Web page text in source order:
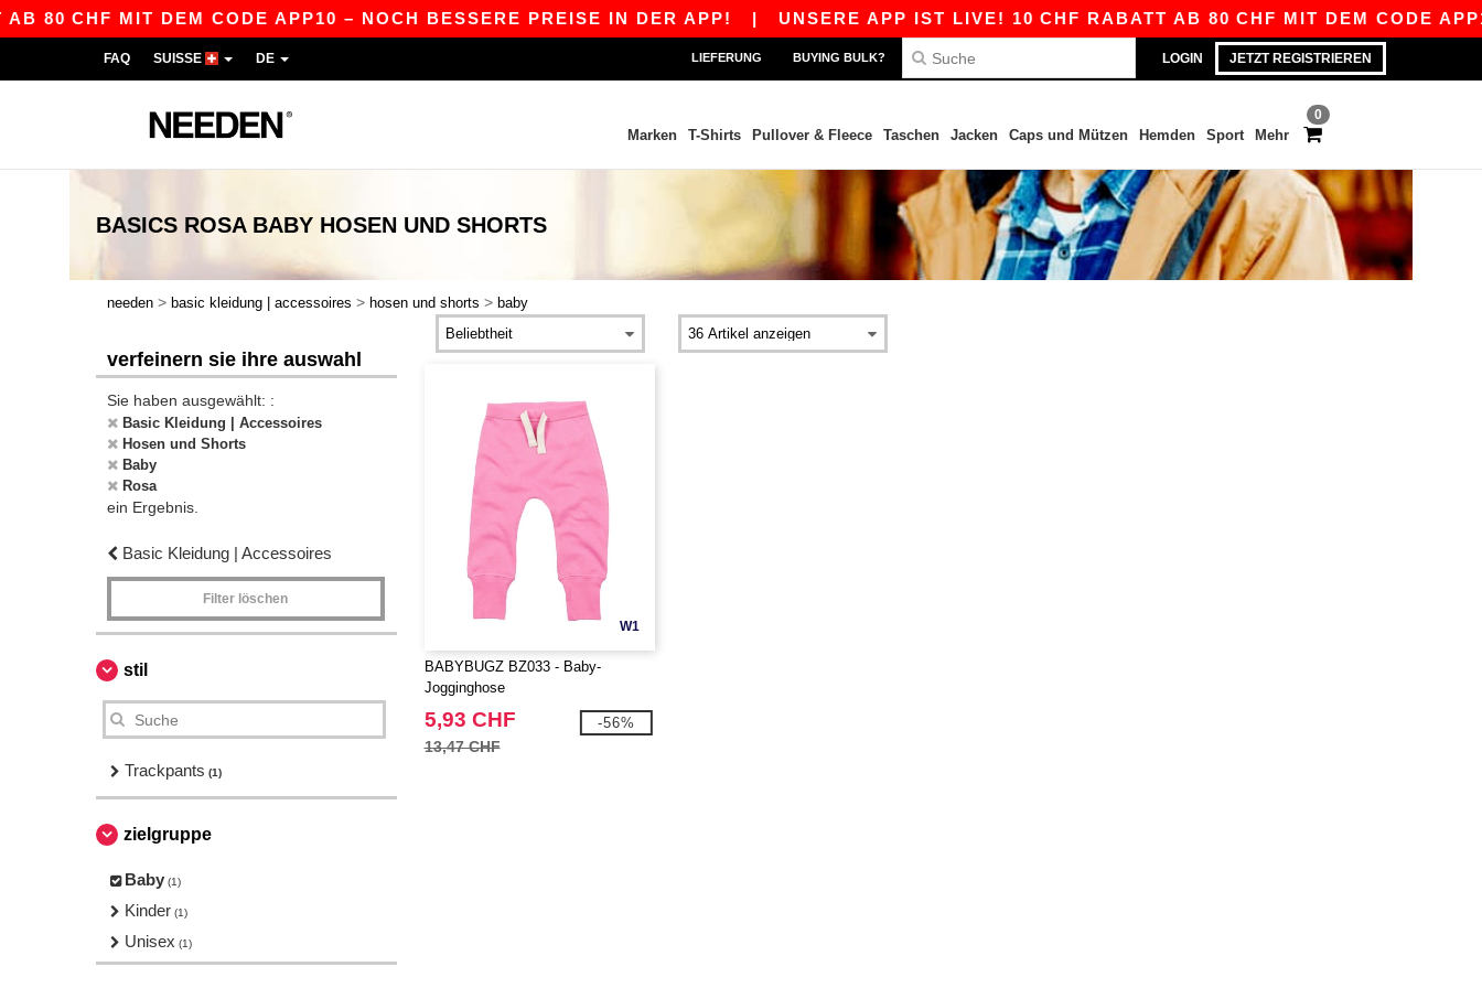
CHF MIT DEM CODE APP10 – NOCH BESSERE PREISE IN DER APP!| UNSERE APP IST LIVE! 10 CHF RABATT AB 80 CHF MIT DEM CODE
LOGIN JETZT REGISTRIEREN
FAQ SUISSE DE LIEFERUNG BUYING BULK?
0
Marken T-Shirts Pullover & Fleece Taschen Jacken Caps und Mützen Hemden Sport Mehr
BASICS ROSA BABY HOSEN UND SHORTS
needen > basic kleidung | accessoires > hosen und shorts > baby
verfeinern sie ihre auswahl
Sie haben ausgewählt: :
Basic Kleidung | Accessoires
Hosen und Shorts
Baby
Rosa
ein Ergebnis.
Basic Kleidung | Accessoires
Filter löschen
stil
Trackpants (1)
zielgruppe
Baby (1)
Kinder (1)
Unisex (1)
W1
BABYBUGZ BZ033 - Baby-
Jogginghose
5,93 CHF
13,47 CHF
-56%